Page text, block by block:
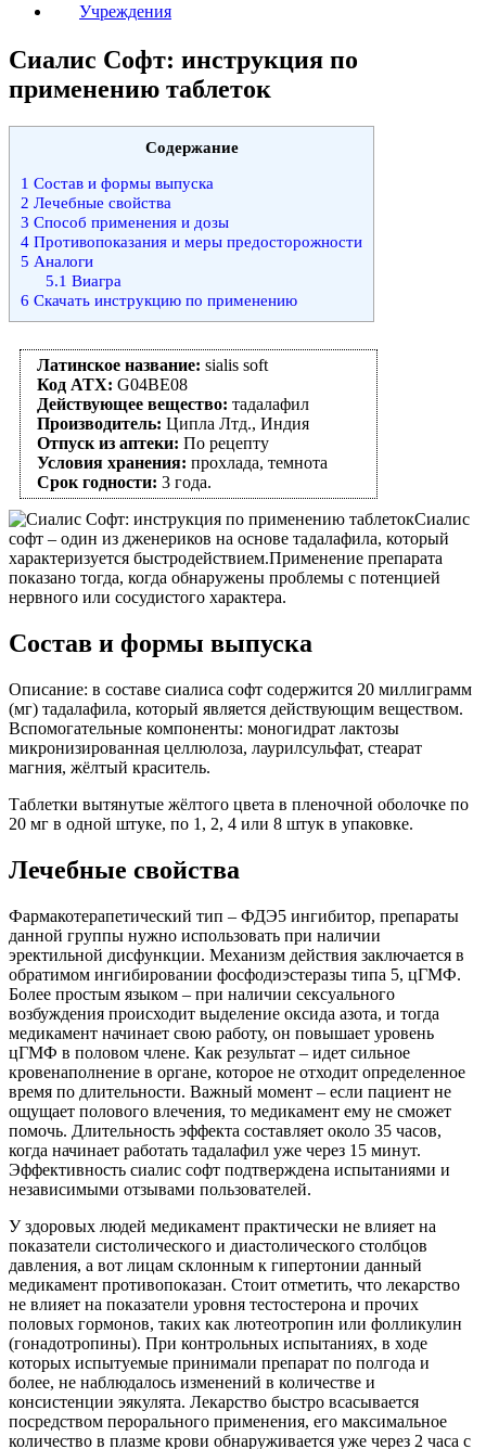
Учреждения
Сиалис Софт: инструкция по
применению таблеток
Содержание
1 Состав и формы выпуска
2 Лечебные свойства
3 Способ применения и дозы
4 Противопоказания и меры предосторожности
5 Аналоги
5.1 Виагра
6 Скачать инструкцию по применению
Латинское название: sialis soft
Код АТХ: G04BE08
Действующее вещество: тадалафил
Производитель: Ципла Лтд., Индия
Отпуск из аптеки: По рецепту
Условия хранения: прохлада, темнота
Срок годности: 3 года.
Сиалис
софт – один из дженериков на основе тадалафила, который
характеризуется быстродействием.Применение препарата
показано тогда, когда обнаружены проблемы с потенцией
нервного или сосудистого характера.
Состав и формы выпуска
Описание: в составе сиалиса софт содержится 20 миллиграмм
(мг) тадалафила, который является действующим веществом.
Вспомогательные компоненты: моногидрат лактозы
микронизированная целлюлоза, лаурилсульфат, стеарат
магния, жёлтый краситель.
Таблетки вытянутые жёлтого цвета в пленочной оболочке по
20 мг в одной штуке, по 1, 2, 4 или 8 штук в упаковке.
Лечебные свойства
Фармакотерапетический тип – ФДЭ5 ингибитор, препараты
данной группы нужно использовать при наличии
эректильной дисфункции. Механизм действия заключается в
обратимом ингибировании фосфодиэстеразы типа 5, цГМФ.
Более простым языком – при наличии сексуального
возбуждения происходит выделение оксида азота, и тогда
медикамент начинает свою работу, он повышает уровень
цГМФ в половом члене. Как результат – идет сильное
кровенаполнение в органе, которое не отходит определенное
время по длительности. Важный момент – если пациент не
ощущает полового влечения, то медикамент ему не сможет
помочь. Длительность эффекта составляет около 35 часов,
когда начинает работать тадалафил уже через 15 минут.
Эффективность сиалис софт подтверждена испытаниями и
независимыми отзывами пользователей.
У здоровых людей медикамент практически не влияет на
показатели систолического и диастолического столбцов
давления, а вот лицам склонным к гипертонии данный
медикамент противопоказан. Стоит отметить, что лекарство
не влияет на показатели уровня тестостерона и прочих
половых гормонов, таких как лютеотропин или фолликулин
(гонадотропины). При контрольных испытаниях, в ходе
которых испытуемые принимали препарат по полгода и
более, не наблюдалось изменений в количестве и
консистенции эякулята. Лекарство быстро всасывается
посредством перорального применения, его максимальное
количество в плазме крови обнаруживается уже через 2 часа с